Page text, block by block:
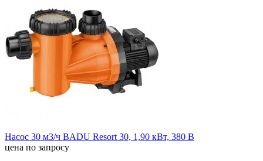
Насос 30 м3/ч BADU Resort 30, 1,90 кВт, 380 В
цена по запросу